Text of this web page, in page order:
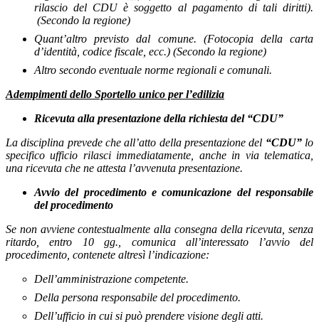
rilascio del CDU è soggetto al pagamento di tali diritti).
(Secondo la regione)
Quant’altro previsto dal comune. (Fotocopia della carta
d’identità, codice fiscale, ecc.) (Secondo la regione)
Altro secondo eventuale norme regionali e comunali.
Adempimenti dello Sportello unico per l’edilizia
Ricevuta alla presentazione della richiesta del “CDU”
La disciplina prevede che all’atto della presentazione del “CDU” lo
specifico ufficio rilasci immediatamente, anche in via telematica,
una ricevuta che ne attesta l’avvenuta presentazione.
Avvio del procedimento e comunicazione del responsabile
del procedimento
Se non avviene contestualmente alla consegna della ricevuta, senza
ritardo, entro 10 gg., comunica all’interessato l’avvio del
procedimento, contenete altresì l’indicazione:
Dell’amministrazione competente.
Della persona responsabile del procedimento.
Dell’ufficio in cui si può prendere visione degli atti.